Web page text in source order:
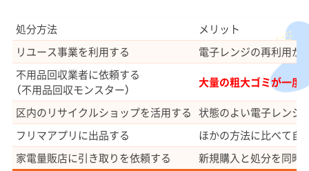
処分方法
メリット
リユース事業を利用する
電子レンジの再利用が
不用品回収業者に依頼する
（不用品回収モンスター）
大量の粗大ゴミが一度
区内のリサイクルショップを活用する 状態のよい電子レンジ
フリマアプリに出品する
ほかの方法に比べて自
家電量販店に引き取りを依頼する
新規購入と処分を同時